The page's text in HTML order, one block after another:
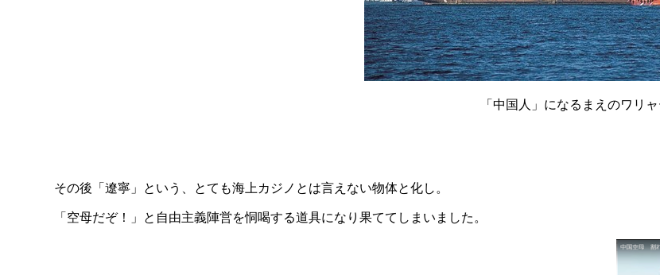
「中国人」になるまえのワリ
その後「遼寧」という、とても海上カジノとは言えない物体と化し。
「空母だぞ！」と自由主義陣営を恫喝する道具になり果ててしまいました。